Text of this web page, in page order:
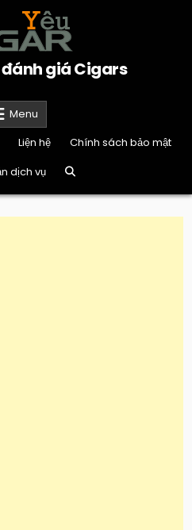
giá Cigars
Menu
Liện hệ
Chính sách bảo mật
dịch vụ